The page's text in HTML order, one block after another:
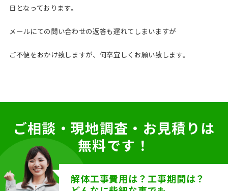
日となっております。
メールにての問い合わせの返答も遅れてしまいますが
ご不便をおかけ致しますが、何卒宜しくお願い致します。
ご相談・現地調査・お見積りは
無料です！
解体工事費用は？工事期間は？